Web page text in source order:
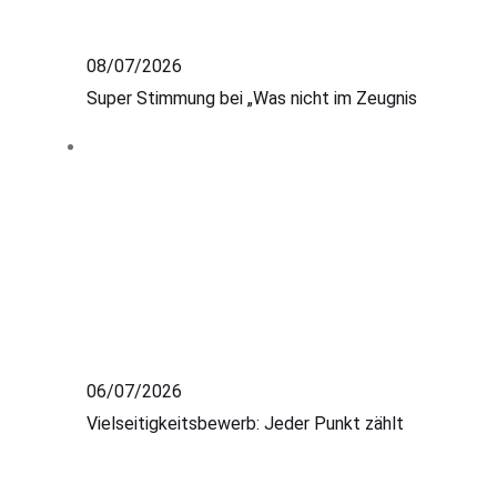
08/07/2026
Super Stimmung bei „Was nicht im Zeugnis
06/07/2026
Vielseitigkeitsbewerb: Jeder Punkt zählt